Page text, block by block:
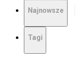
Najnowsze
Tagi